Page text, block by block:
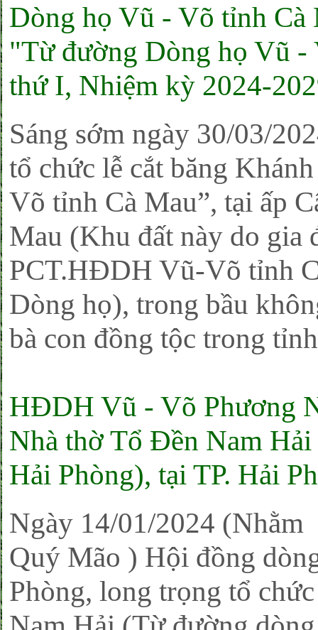
Dòng họ Vũ - Võ tỉnh Cà
"Từ đường Dòng họ Vũ
thứ I, Nhiệm kỳ 2024-
Sáng sớm ngày 30/03/
tổ chức lễ cắt băng
Võ tỉnh Cà Mau”, tại ấp
Mau (Khu đất này do
PCT.HĐDH Vũ-Võ tỉnh
Dòng họ), trong bầu
bà con đồng tộc trong
HĐDH Vũ - Võ Phương
Nhà thờ Tổ Đền Nam
Hải Phòng), tại TP. Hải
Ngày 14/01/2024 (Nhằm
Quý Mão ) Hội đồng
Phòng, long trọng tổ